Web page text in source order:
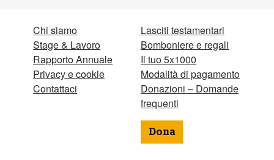
Chi siamo
Stage & Lavoro
Rapporto Annuale
Privacy e cookie
Contattaci
Lasciti testamentari
Bomboniere e regali
Il tuo 5x1000
Modalità di pagamento
Donazioni – Domande
frequenti
Dona